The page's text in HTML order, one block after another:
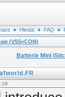
Hledat FAQ
(VSS+CON)
Batterie Mini